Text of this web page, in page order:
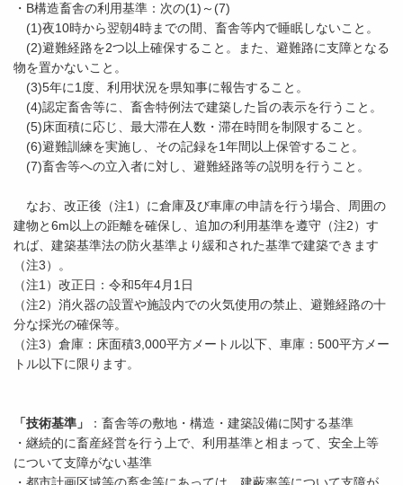
・B構造畜舎の利用基準：次の(1)～(7)
(1)夜10時から翌朝4時までの間、畜舎等内で睡眠しないこと。
(2)避難経路を2つ以上確保すること。また、避難路に支障となる
物を置かないこと。
(3)5年に1度、利用状況を県知事に報告すること。
(4)認定畜舎等に、畜舎特例法で建築した旨の表示を行うこと。
(5)床面積に応じ、最大滞在人数・滞在時間を制限すること。
(6)避難訓練を実施し、その記録を1年間以上保管すること。
(7)畜舎等への立入者に対し、避難経路等の説明を行うこと。
なお、改正後（注1）に倉庫及び車庫の申請を行う場合、周囲の
建物と6m以上の距離を確保し、追加の利用基準を遵守（注2）す
れば、建築基準法の防火基準より緩和された基準で建築できます
（注3）。
（注1）改正日：令和5年4月1日
（注2）消火器の設置や施設内での火気使用の禁止、避難経路の十
分な採光の確保等。
（注3）倉庫：床面積3,000平方メートル以下、車庫：500平方メー
トル以下に限ります。
「技術基準」
：畜舎等の敷地・構造・建築設備に関する基準
・継続的に畜産経営を行う上で、利用基準と相まって、安全上等
について支障がない基準